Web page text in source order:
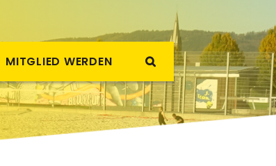
MITGLIED WERDEN